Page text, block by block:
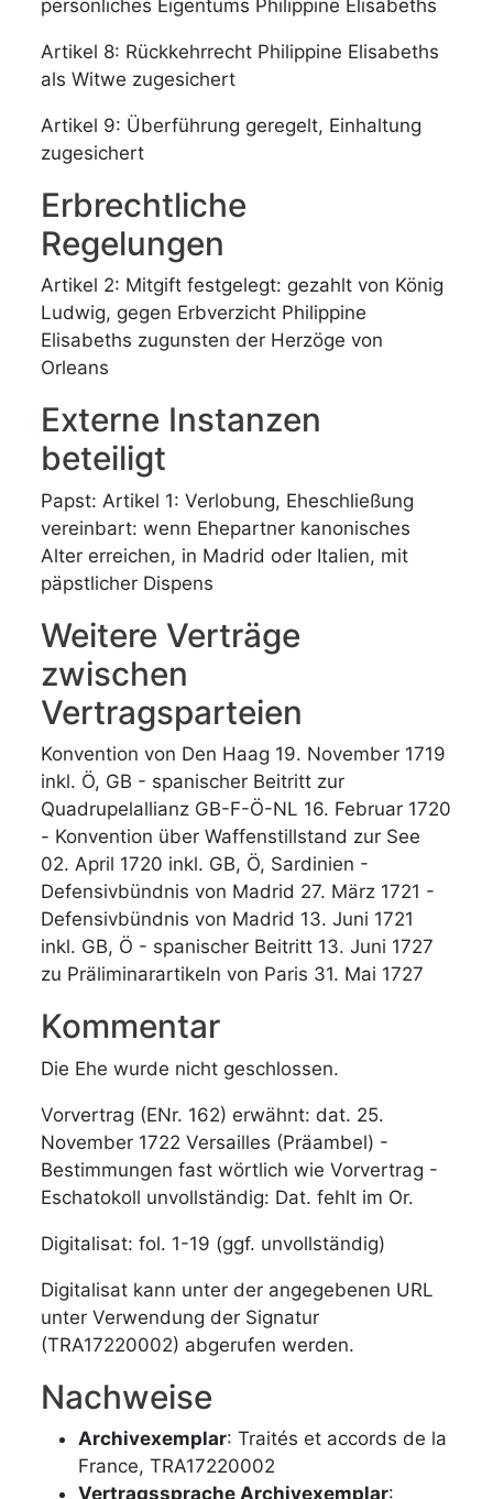
persönliches Eigentums Philippine Elisabeths
Artikel 8: Rückkehrrecht Philippine Elisabeths
als Witwe zugesichert
Artikel 9: Überführung geregelt, Einhaltung
zugesichert
Erbrechtliche
Regelungen
Artikel 2: Mitgift festgelegt: gezahlt von König
Ludwig, gegen Erbverzicht Philippine
Elisabeths zugunsten der Herzöge von
Orleans
Externe Instanzen
beteiligt
Papst: Artikel 1: Verlobung, Eheschließung
vereinbart: wenn Ehepartner kanonisches
Alter erreichen, in Madrid oder Italien, mit
päpstlicher Dispens
Weitere Verträge
zwischen
Vertragsparteien
Konvention von Den Haag 19. November 1719
inkl. Ö, GB - spanischer Beitritt zur
Quadrupelallianz GB-F-Ö-NL 16. Februar 1720
- Konvention über Waffenstillstand zur See
02. April 1720 inkl. GB, Ö, Sardinien -
Defensivbündnis von Madrid 27. März 1721 -
Defensivbündnis von Madrid 13. Juni 1721
inkl. GB, Ö - spanischer Beitritt 13. Juni 1727
zu Präliminarartikeln von Paris 31. Mai 1727
Kommentar
Die Ehe wurde nicht geschlossen.
Vorvertrag (ENr. 162) erwähnt: dat. 25.
November 1722 Versailles (Präambel) -
Bestimmungen fast wörtlich wie Vorvertrag -
Eschatokoll unvollständig: Dat. fehlt im Or.
Digitalisat: fol. 1-19 (ggf. unvollständig)
Digitalisat kann unter der angegebenen URL
unter Verwendung der Signatur
(TRA17220002) abgerufen werden.
Nachweise
Archivexemplar: Traités et accords de la
France, TRA17220002
Vertragssprache Archivexemplar: